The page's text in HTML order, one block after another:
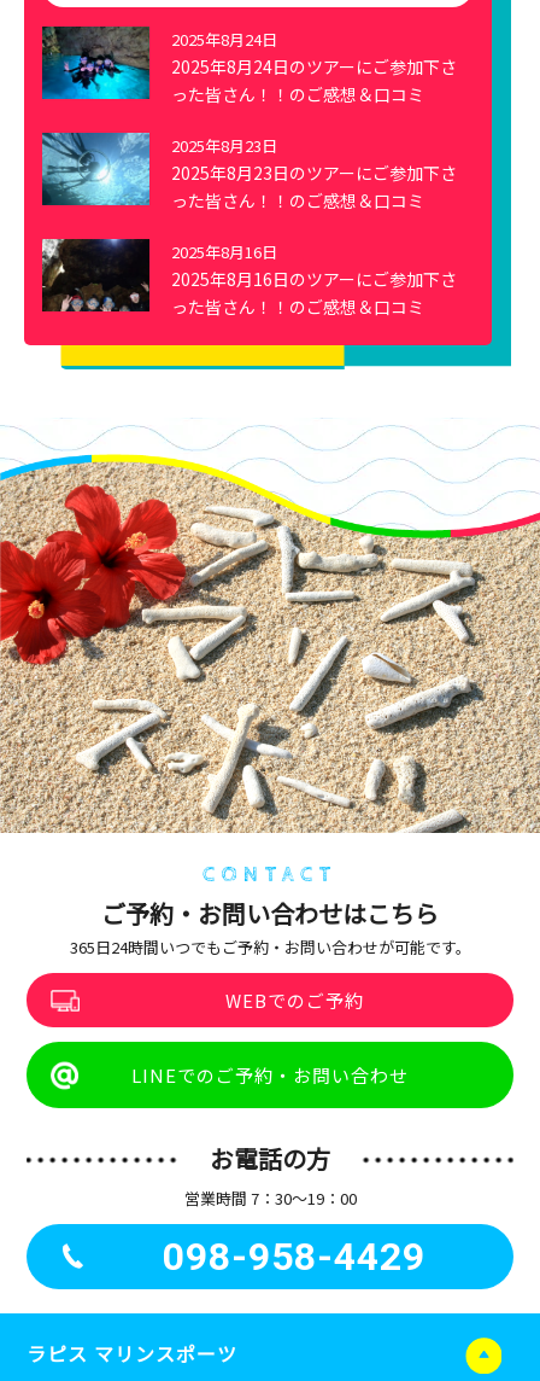
2025年8月24日
2025年8月24日のツアーにご参加下さ
った皆さん！！のご感想＆口コミ
2025年8月23日
2025年8月23日のツアーにご参加下さ
った皆さん！！のご感想＆口コミ
2025年8月16日
2025年8月16日のツアーにご参加下さ
った皆さん！！のご感想＆口コミ
CONTACT
ご予約・お問い合わせはこちら
365日24時間いつでもご予約・お問い合わせが可能です。
WEBでのご予約
LINEでのご予約・お問い合わせ
お電話の方
営業時間 7：30〜19：00
098-958-4429
ラピス マリンスポーツ